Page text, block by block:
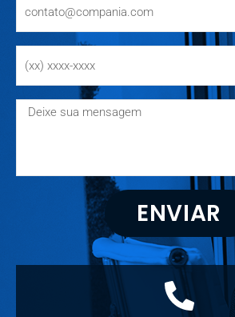
ENVIAR